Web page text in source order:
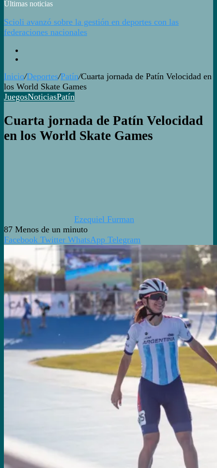
Últimas noticias
Scioli avanzó sobre la gestión en deportes con las
federaciones nacionales
Inicio/Deportes/Patín/Cuarta jornada de Patín Velocidad en
los World Skate Games
JuegosNoticiasPatín
Cuarta jornada de Patín Velocidad
en los World Skate Games
Ezequiel Furman
87 Menos de un minuto
Facebook Twitter WhatsApp Telegram